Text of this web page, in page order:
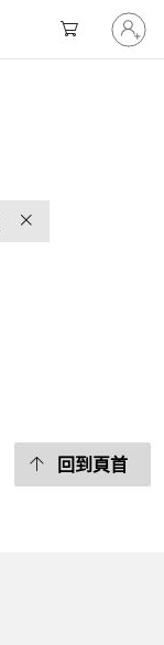
请
登
录
回到頁首